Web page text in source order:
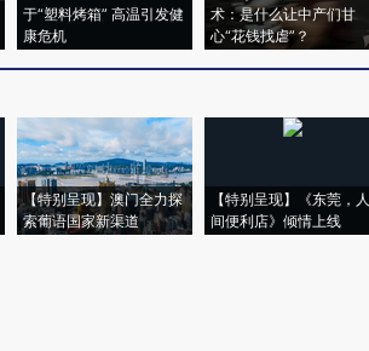
于“塑料烤箱” 高温引发健
康危机
术：是什么让中产们甘
心“花钱找虐”？
【特别呈现】澳门全力探
索葡语国家新渠道
【特别呈现】《东莞，人
间便利店》倾情上线